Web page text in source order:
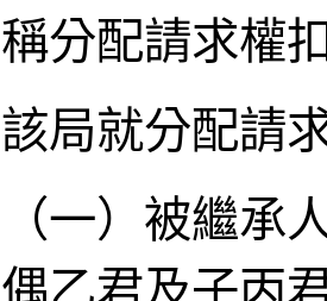
稱分配請求權
該局就分配請
（一）被繼承